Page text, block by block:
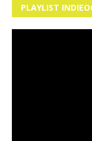
PLAYLIST